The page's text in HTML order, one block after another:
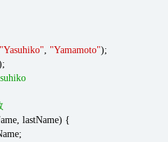
"Yasuhiko", "Yamamoto");
lastName) {